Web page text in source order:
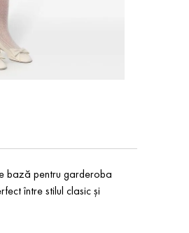
bază pentru garderoba
între stilul clasic și